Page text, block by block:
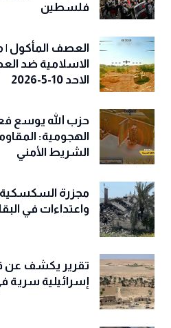
فلسطين
العصف المأكول |
الاسلامية ضد
الاحد 10-5-2026
حزب الله يوسع
الهجومية:
الشريط الأمني
مجزرة
واعتداءات في
تقرير يكشف عن
إسرائيلية سرية